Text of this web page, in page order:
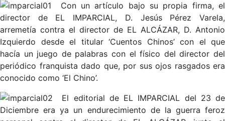
Con un artículo bajo su propia firma, el
director de EL IMPARCIAL, D. Jesús Pérez Varela,
arremetía contra el director de EL ALCÁZAR, D. Antonio
Izquierdo desde el titular ‘Cuentos Chinos’ con el que
hacía un juego de palabras con el físico del director del
periódico franquista dado que, por sus ojos rasgados era
conocido como ‘El Chino’.
El editorial de EL IMPARCIAL del 23 de
Diciembre era ya un endurecimiento de la guerra feroz